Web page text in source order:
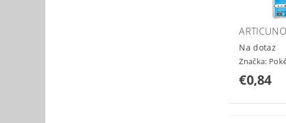
Na dotaz
Značka:
€0,84